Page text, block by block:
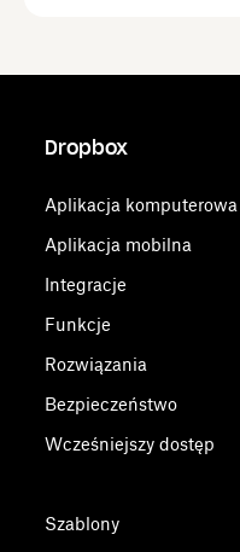
Dropbox
Aplikacja komputerowa
Aplikacja mobilna
Integracje
Funkcje
Rozwiązania
Bezpieczeństwo
Wcześniejszy dostęp
Szablony